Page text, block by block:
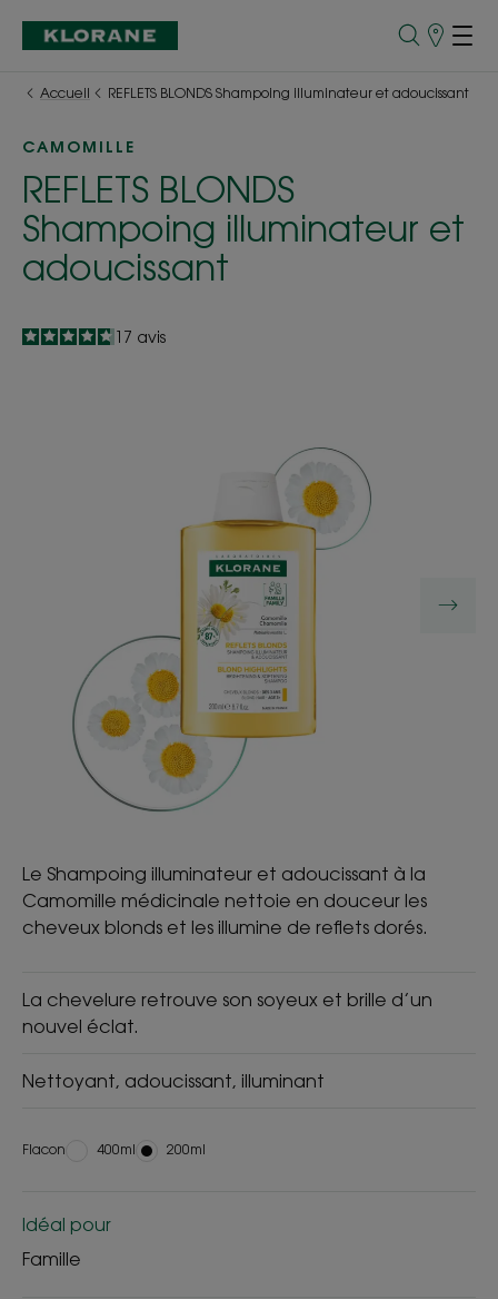
Points
Accueil
REFLETS BLONDS Shampoing illuminateur et adoucissant
CAMOMILLE
REFLETS BLONDS
Shampoing illuminateur et
adoucissant
4.8
/517 avis
Le Shampoing illuminateur et adoucissant à la
Camomille médicinale nettoie en douceur les
cheveux blonds et les illumine de reflets dorés.
La chevelure retrouve son soyeux et brille d’un
nouvel éclat.
Nettoyant, adoucissant, illuminant
Flacon Flacon
400ml Flacon
200ml
Idéal pour
Famille